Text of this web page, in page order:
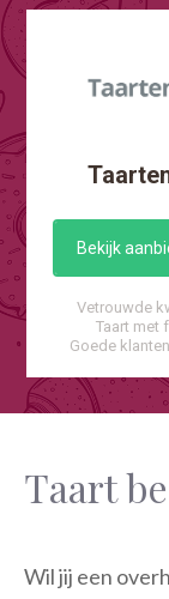
Bekijk
Vetrouwde
Taart met
Goede
Taart
Wil jij een